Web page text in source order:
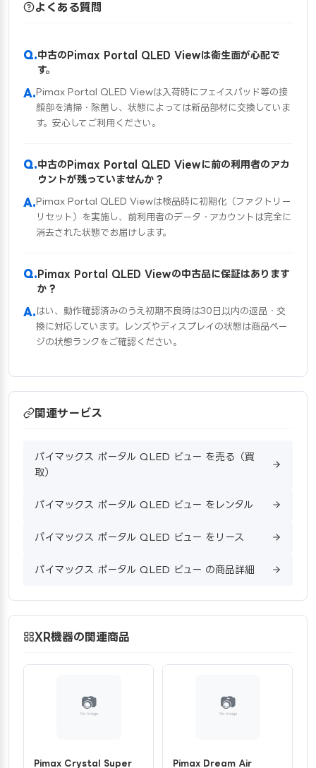
よくある質問
中古のPimax Portal QLED Viewは衛生面が心配で
す。
Pimax Portal QLED Viewは入荷時にフェイスパッド等の接
顔部を清掃・除菌し、状態によっては新品部材に交換していま
す。安心してご利用ください。
中古のPimax Portal QLED Viewに前の利用者のアカ
ウントが残っていませんか？
Pimax Portal QLED Viewは検品時に初期化（ファクトリー
リセット）を実施し、前利用者のデータ・アカウントは完全に
消去された状態でお届けします。
Pimax Portal QLED Viewの中古品に保証はあります
か？
はい、動作確認済みのうえ初期不良時は30日以内の返品・交
換に対応しています。レンズやディスプレイの状態は商品ペー
ジの状態ランクをご確認ください。
関連サービス
パイマックス ポータル QLED ビュー を売る（買
取）
パイマックス ポータル QLED ビュー をレンタル
パイマックス ポータル QLED ビュー をリース
パイマックス ポータル QLED ビュー の商品詳細
XR機器の関連商品
Pimax Crystal Super Pimax Dream Air